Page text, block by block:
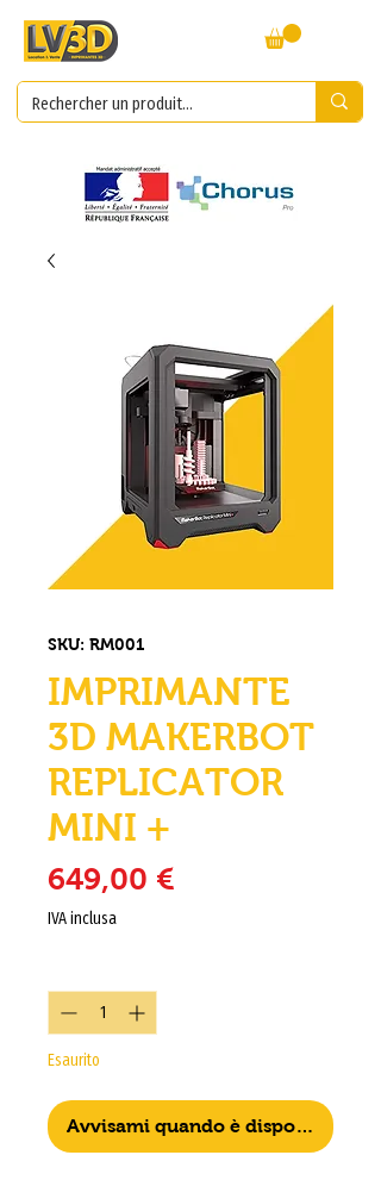
SKU: RM001
IMPRIMANTE
3D MAKERBOT
REPLICATOR
MINI +
649,00 €
IVA inclusa
Esaurito
Avvisami quando è disponibile